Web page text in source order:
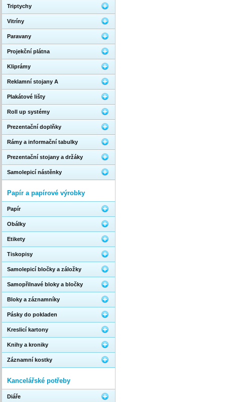
Triptychy
Vitríny
Paravany
Projekční plátna
Kliprámy
Reklamní stojany A
Plakátové lišty
Roll up systémy
Prezentační doplňky
Rámy a informační tabulky
Prezentační stojany a držáky
Samolepicí nástěnky
Papír a papírové výrobky
Papír
Obálky
Etikety
Tiskopisy
Samolepicí bločky a záložky
Samopřilnavé bloky a bločky
Bloky a záznamníky
Pásky do pokladen
Kreslicí kartony
Knihy a kroniky
Záznamní kostky
Kancelářské potřeby
Diáře